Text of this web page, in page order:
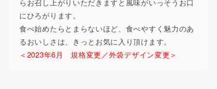
らお召し上がりいただきますと風味がいっそうお口
にひろがります。
食べ始めたらとまらないほど、食べやすく魅力のあ
るおいしさは、きっとお気に入り頂けます。
＜2023年6月 規格変更／外袋デザイン変更＞